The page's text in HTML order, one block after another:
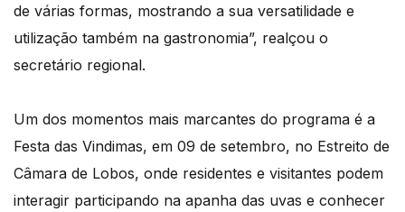
de várias formas, mostrando a sua versatilidade e
utilização também na gastronomia”, realçou o
secretário regional.
Um dos momentos mais marcantes do programa é a
Festa das Vindimas, em 09 de setembro, no Estreito de
Câmara de Lobos, onde residentes e visitantes podem
interagir participando na apanha das uvas e conhecer